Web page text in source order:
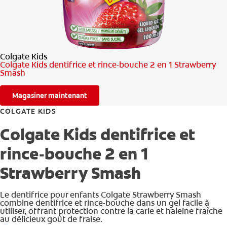
POUR LES PROFESSIONNELS
Colgate Kids
Colgate Kids dentifrice et rince-bouche 2 en 1 Strawberry
Smash
Magasiner maintenant
COLGATE KIDS
Colgate Kids dentifrice et
rince-bouche 2 en 1
Strawberry Smash
Le dentifrice pour enfants Colgate Strawberry Smash
combine dentifrice et rince-bouche dans un gel facile à
utiliser, offrant protection contre la carie et haleine fraîche
au délicieux goût de fraise.